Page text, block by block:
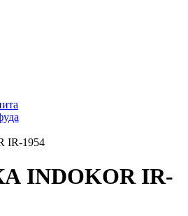
1954
INDOKOR IR-